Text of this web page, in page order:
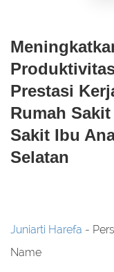
Prestasi
Rumah
Sakit Ibu
Selatan
Juniarti Harefa -
Name